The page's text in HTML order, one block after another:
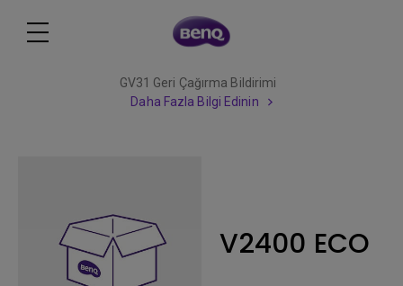
GV31 Geri Çağırma Bildirimi
Daha Fazla Bilgi Edinin
V2400 ECO